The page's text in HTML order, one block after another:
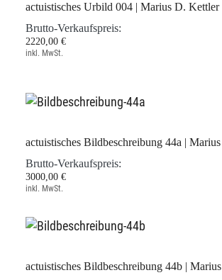
actuistisches Urbild 004 | Marius D. Kettler
Brutto-Verkaufspreis:
2220,00 €
inkl. MwSt.
actuistisches Bildbeschreibung 44a |
Brutto-Verkaufspreis:
3000,00 €
inkl. MwSt.
actuistisches Bildbeschreibung 44b |